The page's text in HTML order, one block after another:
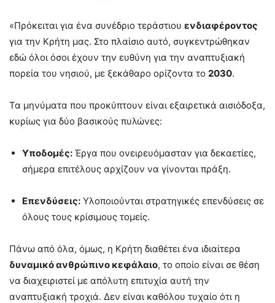
«Πρόκειται για ένα συνέδριο τεράστιου ενδιαφέροντος
για την Κρήτη μας. Στο πλαίσιο αυτό, συγκεντρώθηκαν
εδώ όλοι όσοι έχουν την ευθύνη για την αναπτυξιακή
πορεία του νησιού, με ξεκάθαρο ορίζοντα το 2030.
Τα μηνύματα που προκύπτουν είναι εξαιρετικά αισιόδοξα,
κυρίως για δύο βασικούς πυλώνες:
Υποδομές: Έργα που ονειρευόμασταν για δεκαετίες,
σήμερα επιτέλους αρχίζουν να γίνονται πράξη.
Επενδύσεις: Υλοποιούνται στρατηγικές επενδύσεις σε
όλους τους κρίσιμους τομείς.
Πάνω από όλα, όμως, η Κρήτη διαθέτει ένα ιδιαίτερα
δυναμικό ανθρώπινο κεφάλαιο, το οποίο είναι σε θέση
να διαχειριστεί με απόλυτη επιτυχία αυτή την
αναπτυξιακή τροχιά. Δεν είναι καθόλου τυχαίο ότι η